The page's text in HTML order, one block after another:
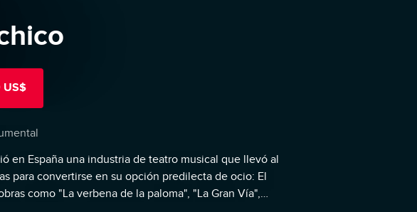
US$
en España una industria de teatro musical que llevó al
para convertirse en su opción predilecta de ocio: El
como "La verbena de la paloma", "La Gran Vía",